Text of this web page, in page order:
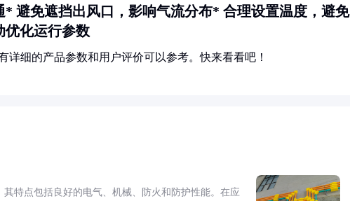
避免遮挡出风口，影响气流分布* 合理设置温度，避免
优化运行参数
细的产品参数和用户评价可以参考。快来看看吧！
特点包括良好的电气、机械、防火和防护性能。在应